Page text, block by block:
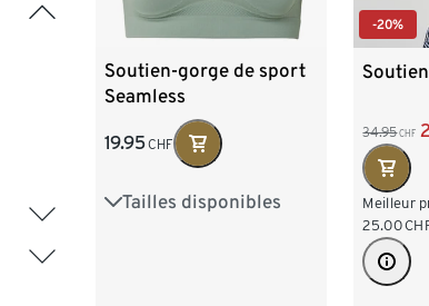
Soutien-gorge de sport
Seamless
19.95CHF
Tailles disponibles
S 36/38 M 40/42
-20%
34.95 CHF
Meilleur
25.00